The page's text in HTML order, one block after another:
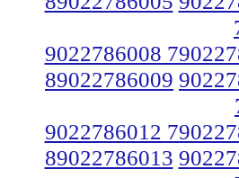
9022786008
89022786009
9022786012
89022786013